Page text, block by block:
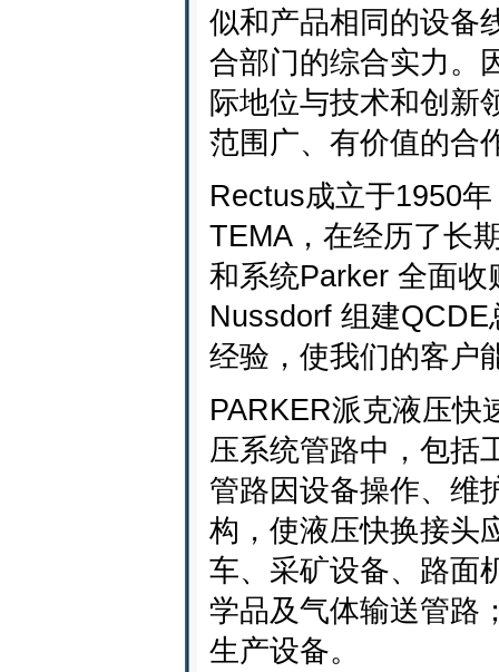
似和产品相同的设备
合部门的综合实力。
际地位与技术和创新
范围广、有价值的合
Rectus成立于1950
TEMA，在经历了长
和系统Parker 全面
Nussdorf 组建
经验，使我们的客户
PARKER派克液压快
压系统管路中，包括
管路因设备操作、维
构，使液压快换接头
车、采矿设备、路面
学品及气体输送管路
生产设备。